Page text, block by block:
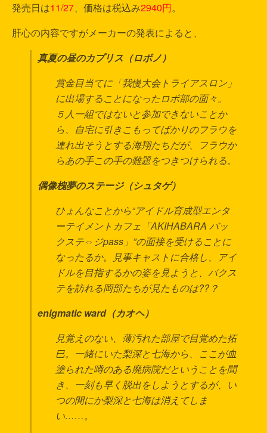
発売日は11/27、価格は税込み2940円。
肝心の内容ですがメーカーの発表によると、
真夏の昼のカプリス（ロボノ）
賞金目当てに「我慢大会トライアスロン」
に出場することになったロボ部の面々。
５人一組ではないと参加できないことか
ら、自宅に引きこもってばかりのフラウを
連れ出そうとする海翔たちだが、フラウか
らあの手この手の難題をつきつけられる。
偶像槐夢のステージ（シュタゲ）
ひょんなことから“アイドル育成型エンタ
ーテイメントカフェ「AKIHABARA バッ
クステ⇔ジpass」”の面接を受けることに
なったるか。見事キャストに合格し、アイ
ドルを目指するかの姿を見ようと、バクス
テを訪れる岡部たちが見たものは??？
enigmatic ward（カオヘ）
見覚えのない、薄汚れた部屋で目覚めた拓
巳。一緒にいた梨深と七海から、ここが血
塗られた噂のある廃病院だということを聞
き、一刻も早く脱出をしようとするが、い
つの間にか梨深と七海は消えてしま
い……。